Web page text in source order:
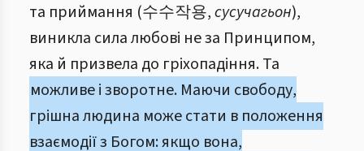
та приймання (수수작용,сусучагьон),
виникла сила любові не за Принципом,
яка й призвела до гріхопадіння. Та
можливе і зворотне. Маючи свободу,
грішна людина може стати в положення
взаємодії з Богом: якщо вона,